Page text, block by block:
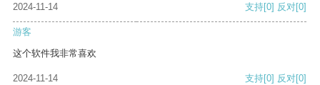
2024-11-14
支持[0] 反对[0]
游客
这个软件我非常喜欢
2024-11-14 支持[0] 反对[0]